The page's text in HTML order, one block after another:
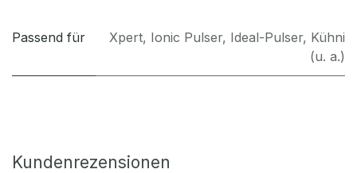
Passend für
Xpert, Ionic Pulser, Ideal-Pulser, Kühni
(u. a.)
Kundenrezensionen